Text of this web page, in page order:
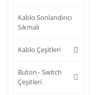
Kablo Sonlandırıcı
Sıkmalı
Kablo Çeşitleri
Buton - Switch
Çeşitleri